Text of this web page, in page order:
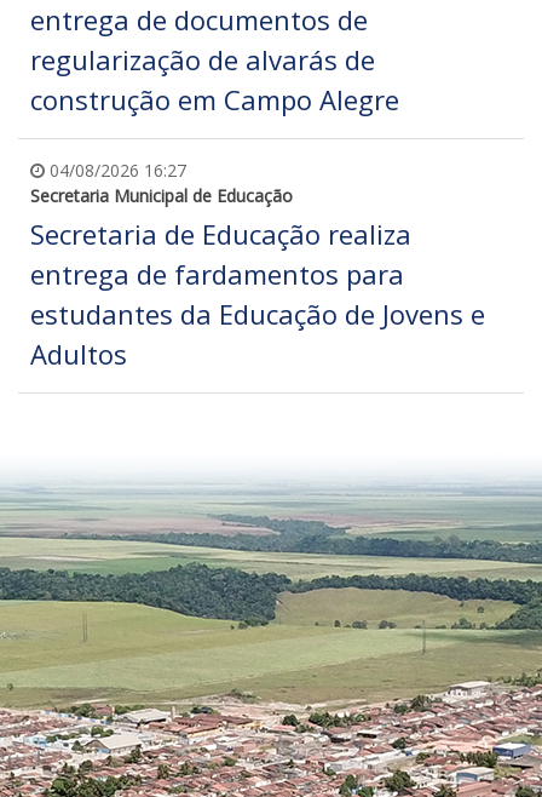
entrega de documentos de
regularização de alvarás de
construção em Campo Alegre
04/08/2026 16:27
Secretaria Municipal de Educação
Secretaria de Educação realiza
entrega de fardamentos para
estudantes da Educação de Jovens e
Adultos